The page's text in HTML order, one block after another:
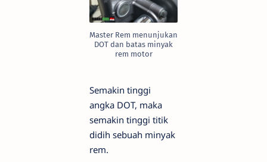
Master Rem menunjukan
DOT dan batas minyak
rem motor
Semakin tinggi
angka DOT, maka
semakin tinggi titik
didih sebuah minyak
rem.